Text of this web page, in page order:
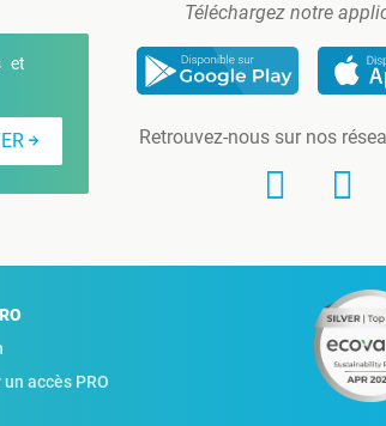
et
Téléchargez notre
Retrouvez-nous sur nos
accès PRO